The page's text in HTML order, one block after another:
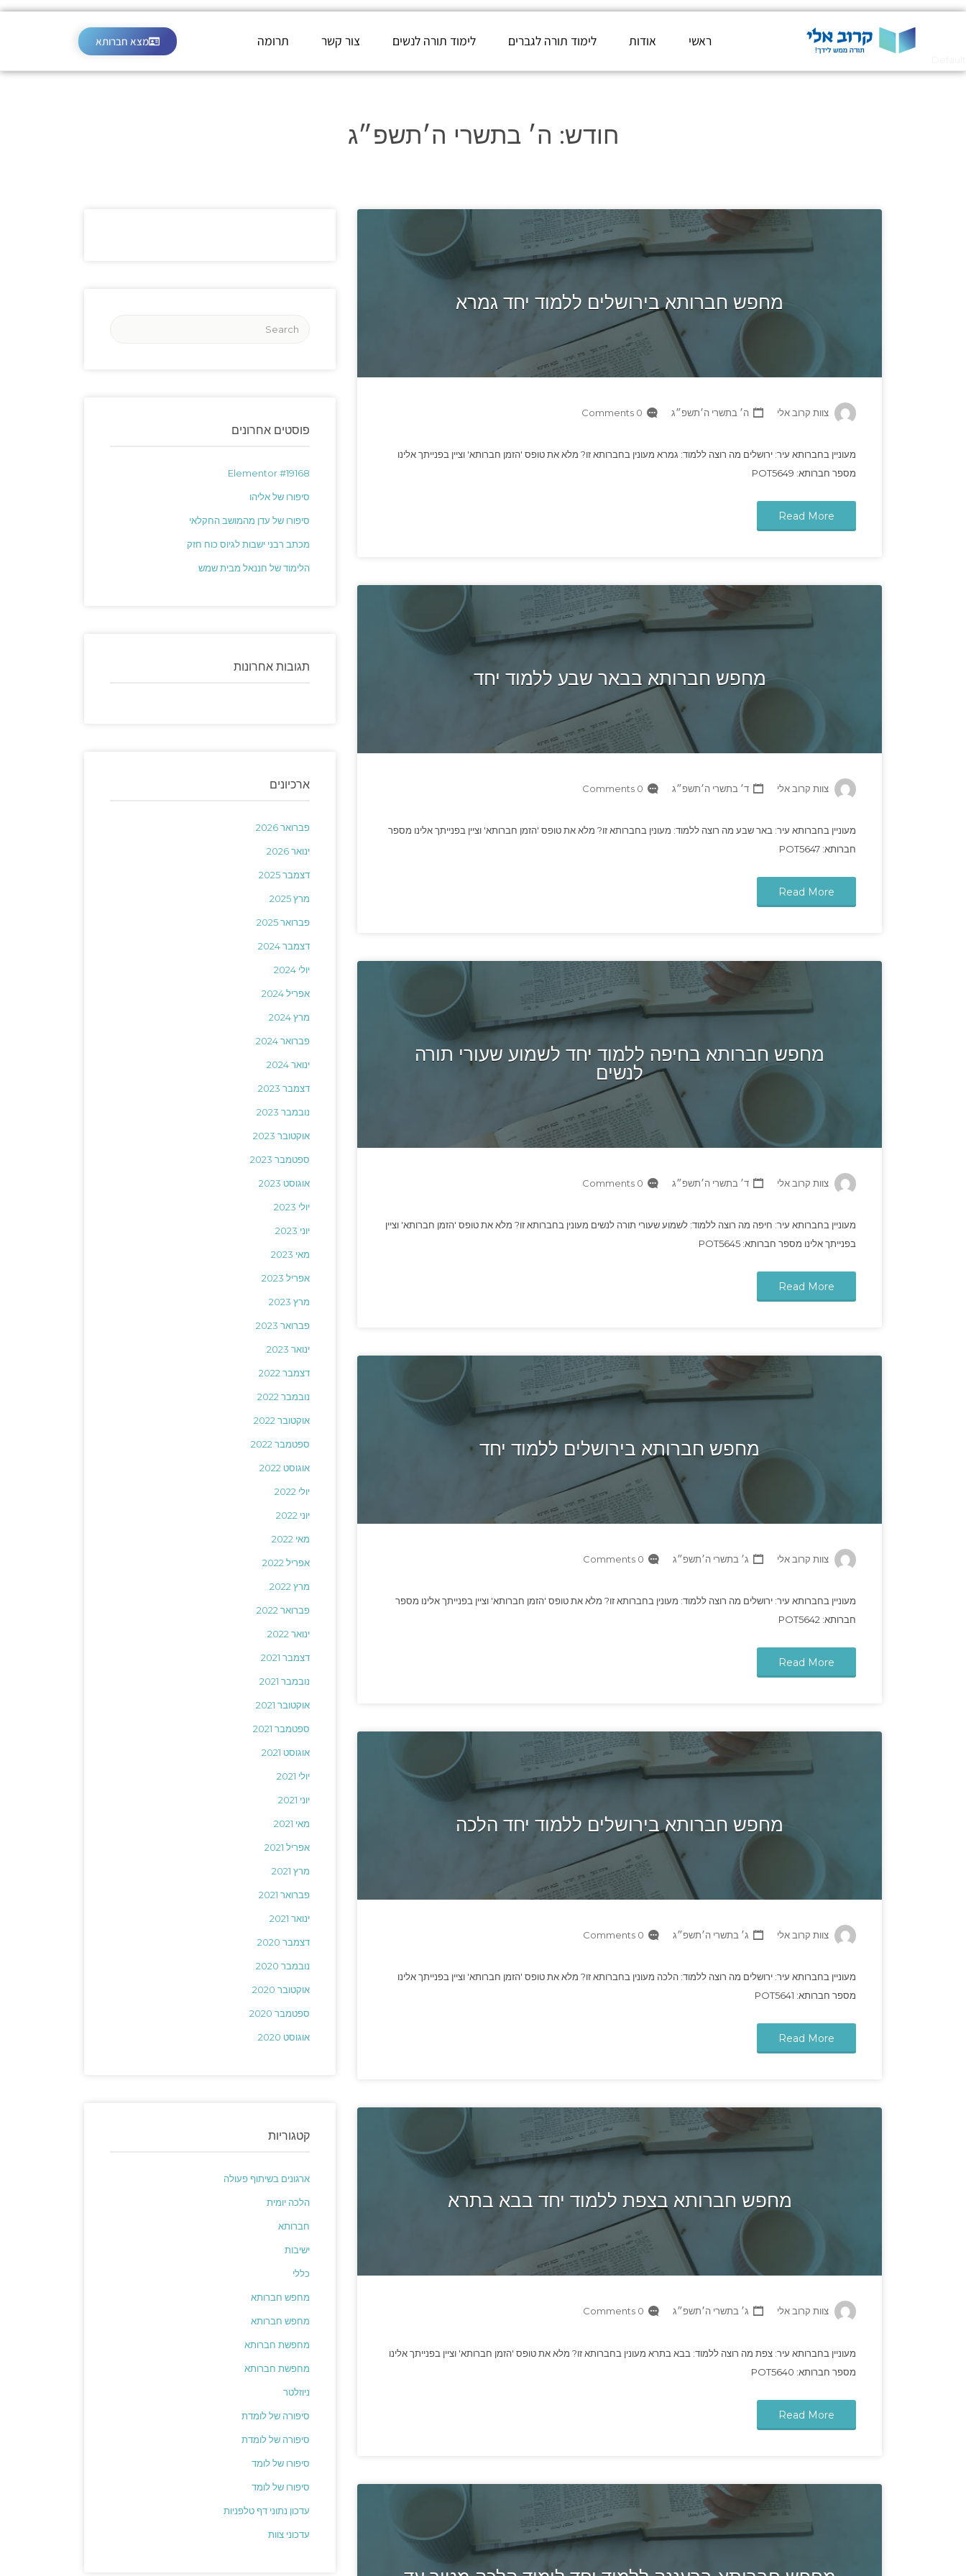
ראשי אודות לימוד תורה לגברים לימוד תורה לנשים צור קשר תרומה מצא חברותא
חודש: ה׳ בתשרי ה׳תשפ״ג
מחפש חברותא בירושלים ללמוד יחד גמרא
צוות קרוב אלי ה׳ בתשרי ה׳תשפ״ג 0 Comments
מעוניין בחברותא עיר: ירושלים מה רוצה ללמוד: גמרא מעונין בחברותא זו? מלא את טופס 'הזמן חברותא' וציין בפנייתך אלינו
מספר חברותא: POT5649
Read More
מחפש חברותא בבאר שבע ללמוד יחד
צוות קרוב אלי ד׳ בתשרי ה׳תשפ״ג 0 Comments
מעוניין בחברותא עיר: באר שבע מה רוצה ללמוד: מעונין בחברותא זו? מלא את טופס 'הזמן חברותא' וציין בפנייתך אלינו מספר
חברותא: POT5647
Read More
מחפש חברותא בחיפה ללמוד יחד לשמוע שעורי תורה
לנשים
צוות קרוב אלי ד׳ בתשרי ה׳תשפ״ג 0 Comments
מעוניין בחברותא עיר: חיפה מה רוצה ללמוד: לשמוע שעורי תורה לנשים מעונין בחברותא זו? מלא את טופס 'הזמן חברותא' וציין
בפנייתך אלינו מספר חברותא: POT5645
Read More
מחפש חברותא בירושלים ללמוד יחד
צוות קרוב אלי ג׳ בתשרי ה׳תשפ״ג 0 Comments
מעוניין בחברותא עיר: ירושלים מה רוצה ללמוד: מעונין בחברותא זו? מלא את טופס 'הזמן חברותא' וציין בפנייתך אלינו מספר
חברותא: POT5642
Read More
מחפש חברותא בירושלים ללמוד יחד הלכה
צוות קרוב אלי ג׳ בתשרי ה׳תשפ״ג 0 Comments
מעוניין בחברותא עיר: ירושלים מה רוצה ללמוד: הלכה מעונין בחברותא זו? מלא את טופס 'הזמן חברותא' וציין בפנייתך אלינו
מספר חברותא: POT5641
Read More
מחפש חברותא בצפת ללמוד יחד בבא בתרא
צוות קרוב אלי ג׳ בתשרי ה׳תשפ״ג 0 Comments
מעוניין בחברותא עיר: צפת מה רוצה ללמוד: בבא בתרא מעונין בחברותא זו? מלא את טופס 'הזמן חברותא' וציין בפנייתך אלינו
מספר חברותא: POT5640
Read More
פוסטים אחרונים
Elementor #19168
סיפורו של אליהו
סיפורו של עדן מהמושב החקלאי
מכתב רבני ישבות לגיוס כוח חזק
הלימוד של חננאל מבית שמש
תגובות אחרונות
ארכיונים
פברואר 2026
ינואר 2026
דצמבר 2025
מרץ 2025
פברואר 2025
דצמבר 2024
יולי 2024
אפריל 2024
מרץ 2024
פברואר 2024
ינואר 2024
דצמבר 2023
נובמבר 2023
אוקטובר 2023
ספטמבר 2023
אוגוסט 2023
יולי 2023
יוני 2023
מאי 2023
אפריל 2023
מרץ 2023
פברואר 2023
ינואר 2023
דצמבר 2022
נובמבר 2022
אוקטובר 2022
ספטמבר 2022
אוגוסט 2022
יולי 2022
יוני 2022
מאי 2022
אפריל 2022
מרץ 2022
פברואר 2022
ינואר 2022
דצמבר 2021
נובמבר 2021
אוקטובר 2021
ספטמבר 2021
אוגוסט 2021
יולי 2021
יוני 2021
מאי 2021
אפריל 2021
מרץ 2021
פברואר 2021
ינואר 2021
דצמבר 2020
נובמבר 2020
אוקטובר 2020
ספטמבר 2020
אוגוסט 2020
קטגוריות
ארגונים בשיתוף פעולה
הלכה יומית
חברותא
ישיבות
כללי
מחפש חברותא
מחפש חברותא
מחפשת חברותא
מחפשת חברותא
ניוזלטר
סיפורה של לומדת
סיפורה של לומדת
סיפורו של לומד
סיפורו של לומד
עדכון נתוני דף טלפניות
עדכוני צוות